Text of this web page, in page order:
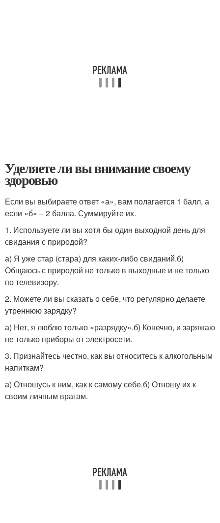
Уделяете ли вы внимание своему
здоровью
Если вы выбираете ответ «а», вам полагается 1 балл, а
если «б» – 2 балла. Суммируйте их.
1. Используете ли вы хотя бы один выходной день для
свидания с природой?
а) Я уже стар (стара) для каких-либо свиданий.б)
Общаюсь с природой не только в выходные и не только
по телевизору.
2. Можете ли вы сказать о себе, что регулярно делаете
утреннюю зарядку?
а) Нет, я люблю только «разрядку».б) Конечно, и заряжаю
не только приборы от электросети.
3. Признайтесь честно, как вы относитесь к алкогольным
напиткам?
а) Отношусь к ним, как к самому себе.б) Отношу их к
своим личным врагам.